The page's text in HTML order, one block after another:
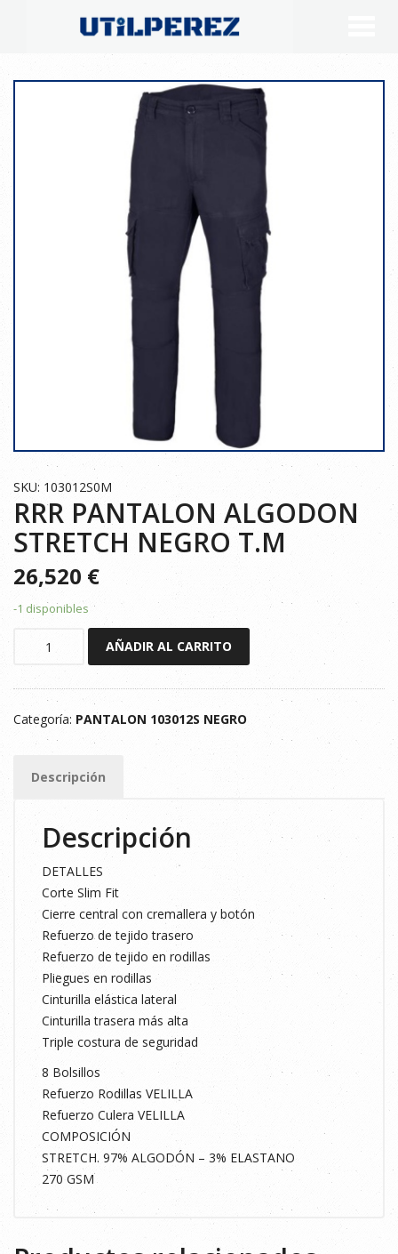
SKU: 103012S0M
RRR PANTALON ALGODON
STRETCH NEGRO T.M
26,520 €
-1 disponibles
ALGODON
STRETCH
NEGRO
T.M
AÑADIR AL CARRITO
Categoría: PANTALON 103012S NEGRO
Descripción
Descripción
DETALLES
Corte Slim Fit
Cierre central con cremallera y botón
Refuerzo de tejido trasero
Refuerzo de tejido en rodillas
Pliegues en rodillas
Cinturilla elástica lateral
Cinturilla trasera más alta
Triple costura de seguridad
8 Bolsillos
Refuerzo Rodillas VELILLA
Refuerzo Culera VELILLA
COMPOSICIÓN
STRETCH. 97% ALGODÓN – 3% ELASTANO
270 GSM